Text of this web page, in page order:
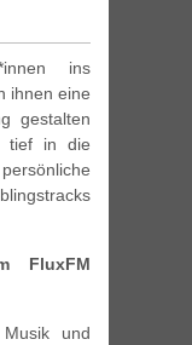
ins
ihnen eine
gestalten
tief in die
FluxFM
und